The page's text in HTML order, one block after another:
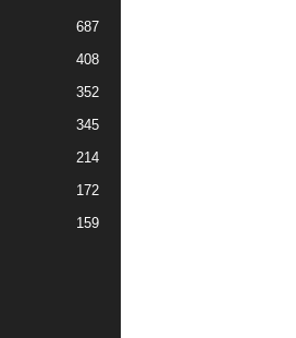
687
408
352
345
214
172
159